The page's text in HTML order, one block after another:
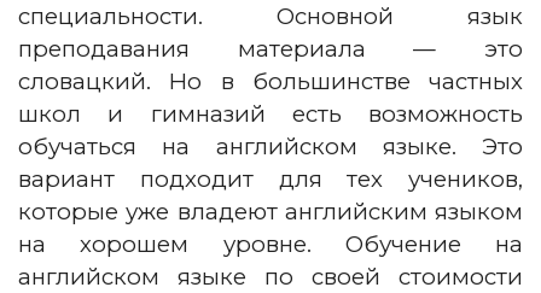
специальности. Основной язык
преподавания материала — это
словацкий. Но в большинстве частных
школ и гимназий есть возможность
обучаться на английском языке. Это
вариант подходит для тех учеников,
которые уже владеют английским языком
на хорошем уровне. Обучение на
английском языке по своей стоимости